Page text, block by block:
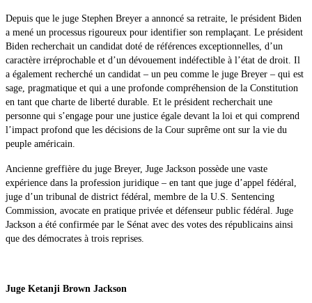
Depuis que le juge Stephen Breyer a annoncé sa retraite, le président Biden
a mené un processus rigoureux pour identifier son remplaçant. Le président
Biden recherchait un candidat doté de références exceptionnelles, d’un
caractère irréprochable et d’un dévouement indéfectible à l’état de droit. Il
a également recherché un candidat – un peu comme le juge Breyer – qui est
sage, pragmatique et qui a une profonde compréhension de la Constitution
en tant que charte de liberté durable. Et le président recherchait une
personne qui s’engage pour une justice égale devant la loi et qui comprend
l’impact profond que les décisions de la Cour suprême ont sur la vie du
peuple américain.
Ancienne greffière du juge Breyer, Juge Jackson possède une vaste
expérience dans la profession juridique – en tant que juge d’appel fédéral,
juge d’un tribunal de district fédéral, membre de la U.S. Sentencing
Commission, avocate en pratique privée et défenseur public fédéral. Juge
Jackson a été confirmée par le Sénat avec des votes des républicains ainsi
que des démocrates à trois reprises.
Juge Ketanji Brown Jackson